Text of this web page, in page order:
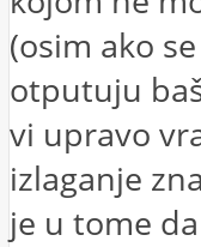
(osim ako
otputuju
vi upravo
izlaganje
je u tome